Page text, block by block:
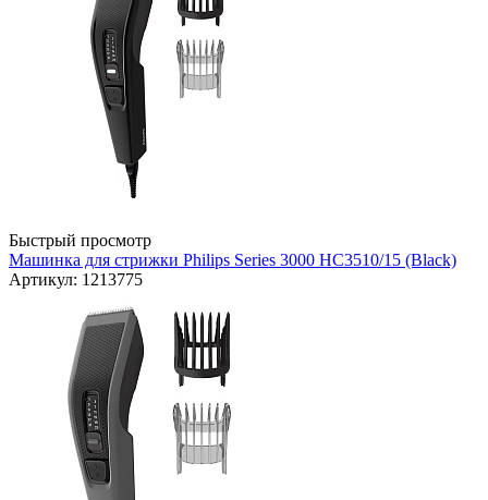
Быстрый просмотр
Машинка для стрижки Philips Series 3000 HC3510/15 (Black)
Артикул: 1213775